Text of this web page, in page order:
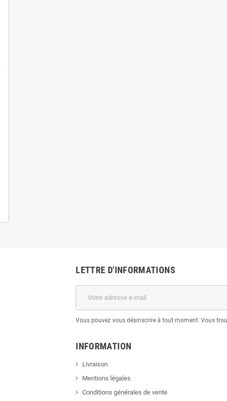
LETTRE D'INFORMATIONS
Vous pouvez vous désinscrire à tout moment. Vous
INFORMATION
Livraison
Mentions légales
Conditions générales de vente